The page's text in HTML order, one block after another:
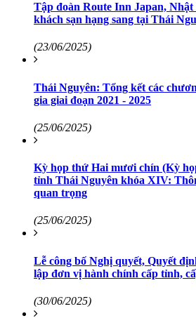
Tập đoàn Route Inn Japan,
khách sạn hạng sang tại Thái
(23/06/2025)
Thái Nguyên: Tổng kết các
gia giai đoạn 2021 - 2025
(25/06/2025)
Kỳ họp thứ Hai mươi chín (Kỳ
tỉnh Thái Nguyên khóa XIV:
quan trọng
(25/06/2025)
Lễ công bố Nghị quyết, Quyết
lập đơn vị hành chính cấp tỉnh,
(30/06/2025)